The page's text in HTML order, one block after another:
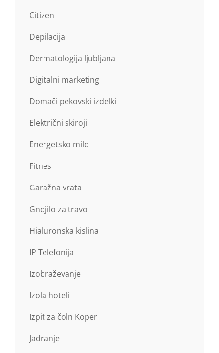
Citizen
Depilacija
Dermatologija ljubljana
Digitalni marketing
Domači pekovski izdelki
Električni skiroji
Energetsko milo
Fitnes
Garažna vrata
Gnojilo za travo
Hialuronska kislina
IP Telefonija
Izobraževanje
Izola hoteli
Izpit za čoln Koper
Jadranje